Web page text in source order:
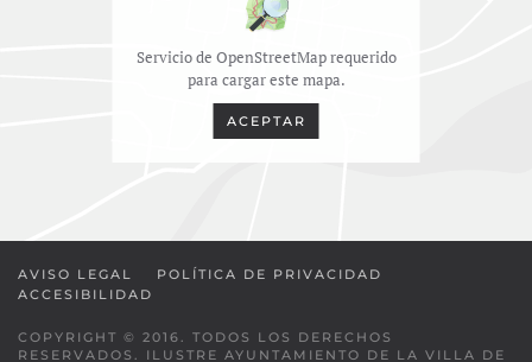
Servicio de OpenStreetMap requerido
para cargar este mapa.
ACEPTAR
AVISO LEGAL
POLÍTICA DE PRIVACIDAD
ACCESIBILIDAD
COPYRIGHT © 2016. TODOS LOS DERECHOS
RESERVADOS. ILUSTRE AYUNTAMIENTO DE LA VILLA DE